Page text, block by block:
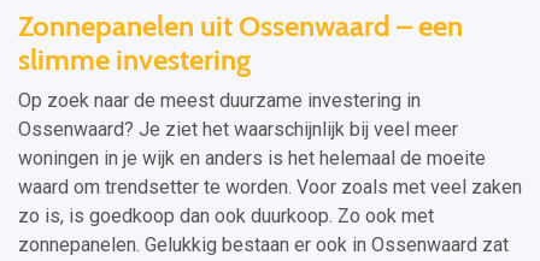
Zonnepanelen uit Ossenwaard – een
slimme investering
Op zoek naar de meest duurzame investering in
Ossenwaard? Je ziet het waarschijnlijk bij veel meer
woningen in je wijk en anders is het helemaal de moeite
waard om trendsetter te worden. Voor zoals met veel zaken
zo is, is goedkoop dan ook duurkoop. Zo ook met
zonnepanelen. Gelukkig bestaan er ook in Ossenwaard zat